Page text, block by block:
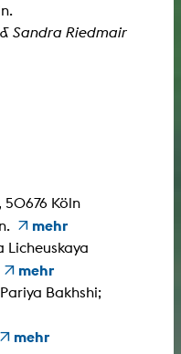
Sandra Riedmair
50676 Köln
mehr
mehr
Bakhshi;
mehr